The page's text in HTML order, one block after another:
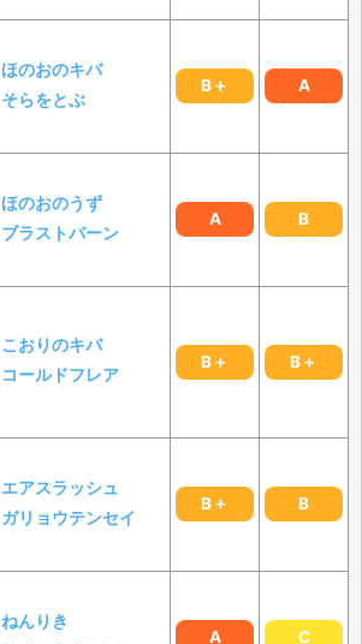
ほのおのキバ
そらをとぶ
B＋ A
ほのおのうず
ブラストバーン
A B
こおりのキバ
コールドフレア
B＋ B＋
エアスラッシュ
ガリョウテンセイ
B＋ B
ねんりき
A C